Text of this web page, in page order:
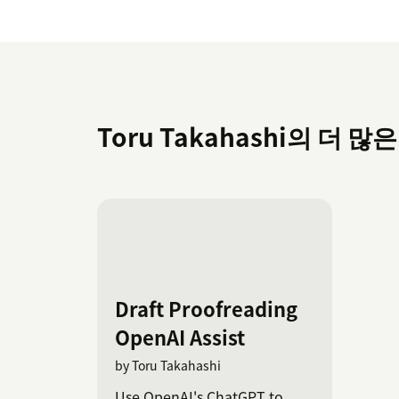
you may see a Google Warning, but
(unsafe) to grant permission to load
You can see the instructions with images
takahashi/zendesk-holiday-schedules
Toru Takahashi의 더 많
Draft Proofreading
OpenAI Assist
by Toru Takahashi